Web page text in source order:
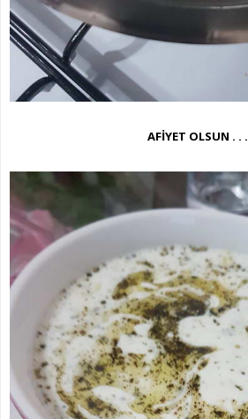
AFİYET OLSUN . . .